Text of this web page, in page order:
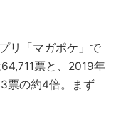
リ「マガポケ」で
票と、2019年
票の約4倍。まず